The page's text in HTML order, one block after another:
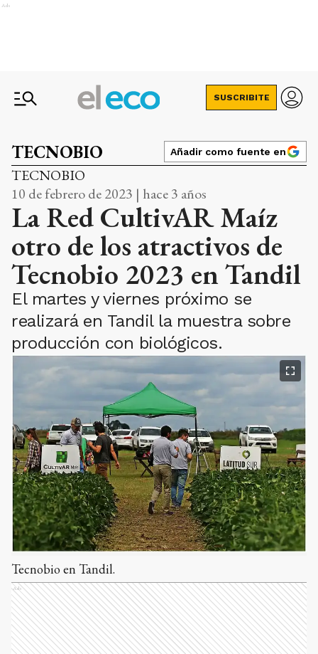
Ads
SUSCRIBITE
TECNOBIO Añadir como fuente en
TECNOBIO
10 de febrero de 2023 | hace 3 años
La Red CultivAR Maíz
otro de los atractivos de
Tecnobio 2023 en Tandil
El martes y viernes próximo se
realizará en Tandil la muestra sobre
producción con biológicos.
Tecnobio en Tandil.
Ads